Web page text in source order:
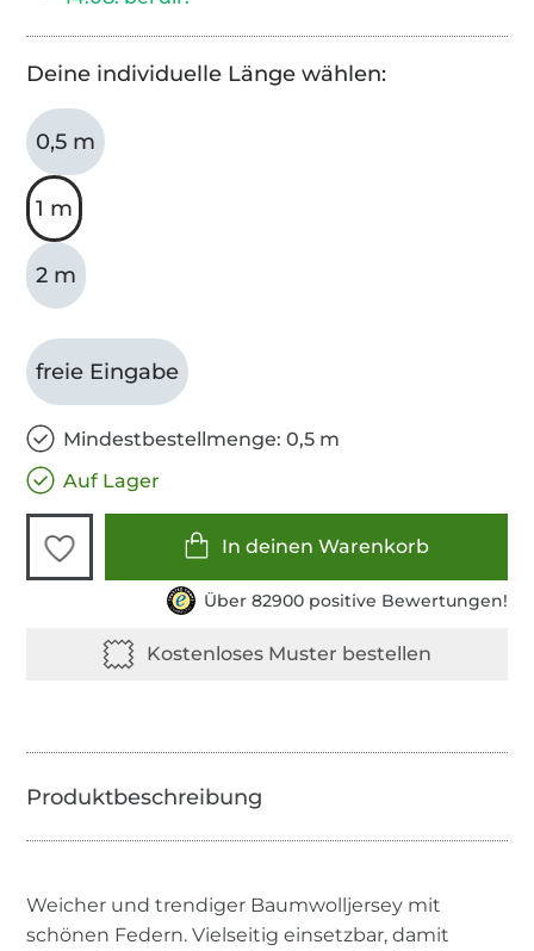
Deine individuelle Länge wählen:
0,5 m
1 m
2 m
freie Eingabe
Mindestbestellmenge: 0,5 m
Auf Lager
In deinen Warenkorb
Über 82900 positive Bewertungen!
Weicher und trendiger Baumwolljersey mit
schönen Federn. Vielseitig einsetzbar, damit